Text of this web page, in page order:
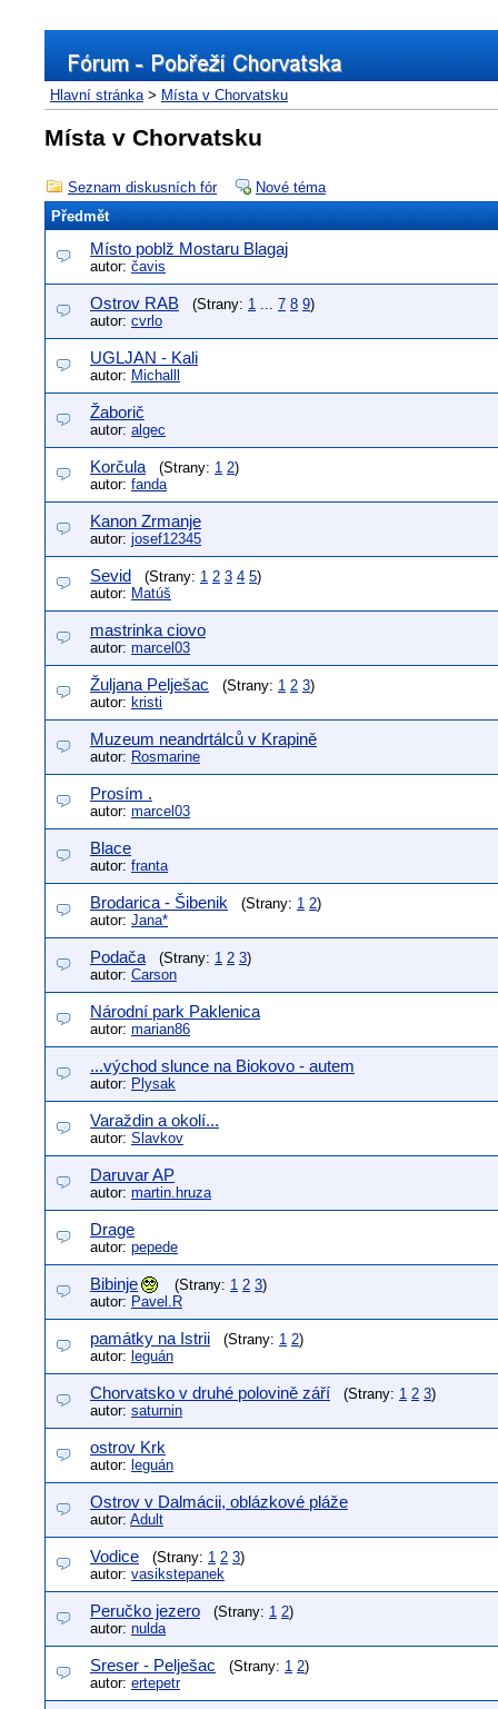
Hlavní stránka> Místa v Chorvatsku
Místa v Chorvatsku
Seznam diskusních fór
Nové téma
Předmět
Místo poblž Mostaru Blagaj
autor: čavis
Ostrov RAB (Strany: 1 ... 7 8 9)
autor: cvrlo
UGLJAN - Kali
autor: Michalll
Žaborič
autor: algec
Korčula (Strany: 1 2)
autor: fanda
Kanon Zrmanje
autor: josef12345
Sevid (Strany: 1 2 3 4 5)
autor: Matúš
mastrinka ciovo
autor: marcel03
Žuljana Pelješac (Strany: 1 2 3)
autor: kristi
Muzeum neandrtálců v Krapině
autor: Rosmarine
Prosím .
autor: marcel03
Blace
autor: franta
Brodarica - Šibenik (Strany: 1 2)
autor: Jana*
Podača (Strany: 1 2 3)
autor: Carson
Národní park Paklenica
autor: marian86
...východ slunce na Biokovo - autem
autor: Plysak
Varaždin a okolí...
autor: Slavkov
Daruvar AP
autor: martin.hruza
Drage
autor: pepede
Bibinje (Strany: 1 2 3)
autor: Pavel.R
památky na Istrii (Strany: 1 2)
autor: leguán
Chorvatsko v druhé polovině září (Strany: 1 2 3)
autor: saturnin
ostrov Krk
autor: leguán
Ostrov v Dalmácii, oblázkové pláže
autor: Adult
Vodice (Strany: 1 2 3)
autor: vasikstepanek
Peručko jezero (Strany: 1 2)
autor: nulda
Sreser - Pelješac (Strany: 1 2)
autor: ertepetr